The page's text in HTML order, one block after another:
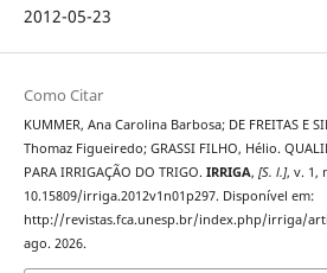
2012-05-23
Como Citar
KUMMER, Ana Carolina Barbosa; DE FREITAS E
Thomaz Figueiredo; GRASSI FILHO, Hélio.
PARA IRRIGAÇÃO DO TRIGO. IRRIGA, [S. l.], v. 1,
10.15809/irriga.2012v1n01p297. Disponível em:
http://revistas.fca.unesp.br/index.php/irriga/
ago. 2026.